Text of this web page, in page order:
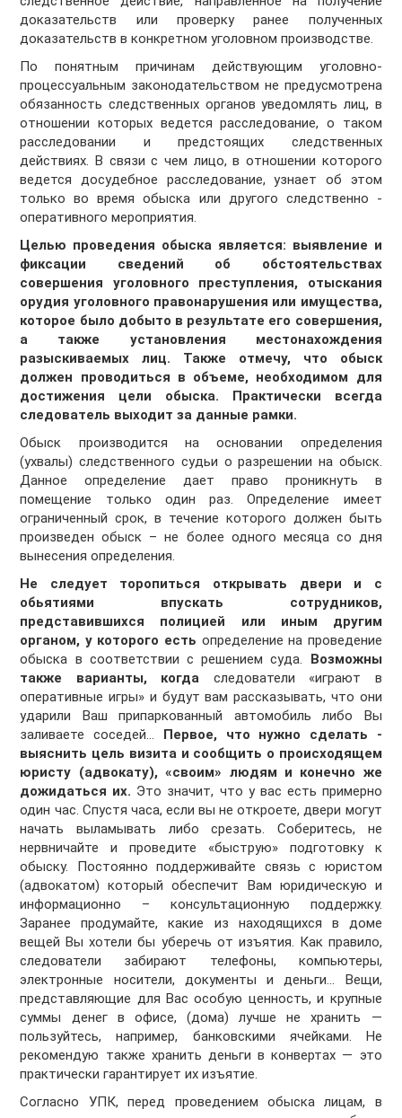
доказательств или проверку ранее полученных
доказательств в конкретном уголовном производстве.
По понятным причинам действующим уголовно-
процессуальным законодательством не предусмотрена
обязанность следственных органов уведомлять лиц, в
отношении которых ведется расследование, о таком
расследовании и предстоящих следственных
действиях. В связи с чем лицо, в отношении которого
ведется досудебное расследование, узнает об этом
только во время обыска или другого следственно -
оперативного мероприятия.
Целью проведения обыска является: выявление и
фиксации сведений об обстоятельствах
совершения уголовного преступления, отыскания
орудия уголовного правонарушения или имущества,
которое было добыто в результате его совершения,
а также установления местонахождения
разыскиваемых лиц. Также отмечу, что обыск
должен проводиться в объеме, необходимом для
достижения цели обыска. Практически всегда
следователь выходит за данные рамки.
Обыск производится на основании определения
(ухвалы) следственного судьи о разрешении на обыск.
Данное определение дает право проникнуть в
помещение только один раз. Определение имеет
ограниченный срок, в течение которого должен быть
произведен обыск – не более одного месяца со дня
вынесения определения.
Не следует торопиться открывать двери и с
обьятиями впускать сотрудников,
представившихся полицией или иным другим
органом, у которого есть определение на проведение
обыска в соответствии с решением суда. Возможны
также варианты, когда следователи «играют в
оперативные игры» и будут вам рассказывать, что они
ударили Ваш припаркованный автомобиль либо Вы
заливаете соседей… Первое, что нужно сделать -
выяснить цель визита и сообщить о происходящем
юристу (адвокату), «своим» людям и конечно же
дожидаться их. Это значит, что у вас есть примерно
один час. Спустя часа, если вы не откроете, двери могут
начать выламывать либо срезать. Соберитесь, не
нервничайте и проведите «быструю» подготовку к
обыску. Постоянно поддерживайте связь с юристом
(адвокатом) который обеспечит Вам юридическую и
информационно – консультационную поддержку.
Заранее продумайте, какие из находящихся в доме
вещей Вы хотели бы уберечь от изъятия. Как правило,
следователи забирают телефоны, компьютеры,
электронные носители, документы и деньги... Вещи,
представляющие для Вас особую ценность, и крупные
суммы денег в офисе, (дома) лучше не хранить —
пользуйтесь, например, банковскими ячейками. Не
рекомендую также хранить деньги в конвертах — это
практически гарантирует их изъятие.
Согласно УПК, перед проведением обыска лицам, в